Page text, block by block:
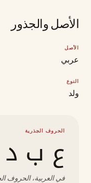
الأصل والجذور
الأصل
عربي
النوع
ولد
الحروف الجذرية
ع ب د
في العربية، الحروف